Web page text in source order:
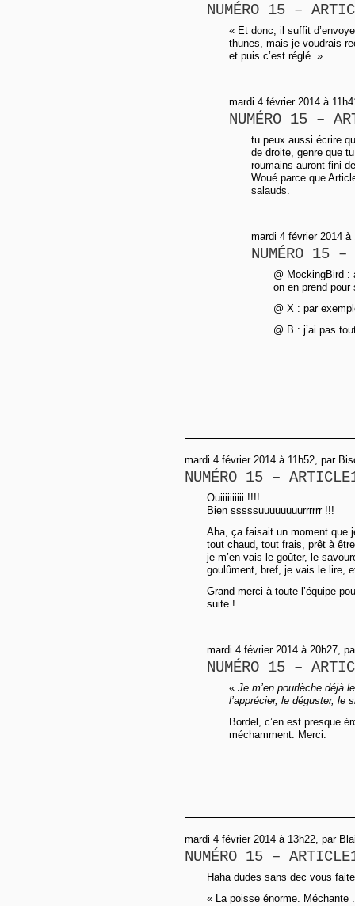
NUMÉRO 15 –
« Et donc, il suffit
thunes, mais je voudrais
et puis c’est réglé. »
mardi 4 février 2014 à
NUMÉRO 15 –
tu peux aussi écrire
de droite, genre que
roumains auront fini
Woué parce que
salauds.
mardi 4 février 2014 à
NUMÉRO 15
@ MockingBird :
on en prend pour
@ X : par
@ B : j’ai pas
mardi 4 février 2014 à 11h52, par
NUMÉRO 15 –
Ouiiiiiiiiii !!!!
Bien sssssuuuuuuuurrrrrr !!!
Aha, ça faisait un moment que
tout chaud, tout frais, prêt à
je m’en vais le goûter, le
goulûment, bref, je vais le lire,
Grand merci à toute l’équipe
suite !
mardi 4 février 2014 à 20h27,
NUMÉRO 15 –
« Je m’en pourlèche déjà
l’apprécier, le déguster, le
Bordel, c’en est presque
méchamment. Merci.
mardi 4 février 2014 à 13h22, par
NUMÉRO 15 –
Haha dudes sans dec vous
« La poisse énorme.